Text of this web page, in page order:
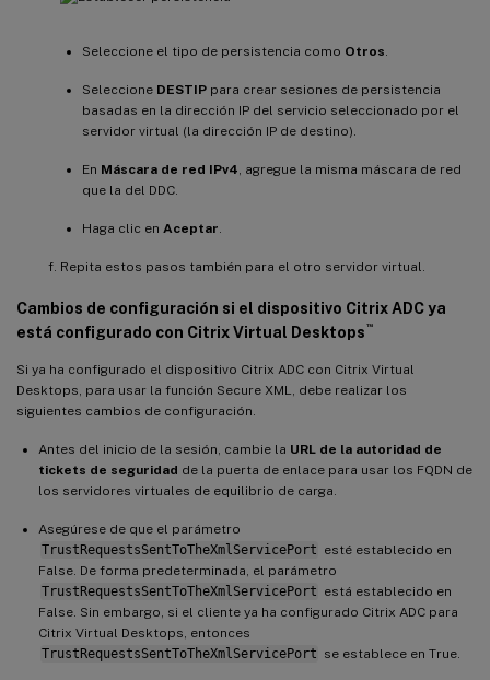
Seleccione el tipo de persistencia como Otros
Seleccione DESTIP para crear sesiones de persistencia
basadas en la dirección IP del servicio seleccionado por el
servidor virtual (la dirección IP de destino).
En Máscara de red IPv4 , agregue la misma máscara de red
que la del DDC.
Haga clic en Aceptar
Repita estos pasos también para el otro servidor virtual.
Cambios de configuración si el dispositivo Citrix ADC ya
está configurado con Citrix Virtual Desktops ™
Si ya ha configurado el dispositivo Citrix ADC con Citrix Virtual
Desktops, para usar la función Secure XML, debe realizar los
siguientes cambios de configuración.
Antes del inicio de la sesión, cambie la URL de la autoridad de
tickets de seguridad de la puerta de enlace para usar los FQDN de
los servidores virtuales de equilibrio de carga.
Asegúrese de que el parámetro
TrustRequestsSentToTheXmlServicePort esté establecido en
False. De forma predeterminada, el parámetro
TrustRequestsSentToTheXmlServicePort está establecido en
False. Sin embargo, si el cliente ya ha configurado Citrix ADC para
Citrix Virtual Desktops, entonces
TrustRequestsSentToTheXmlServicePort se establece en True.